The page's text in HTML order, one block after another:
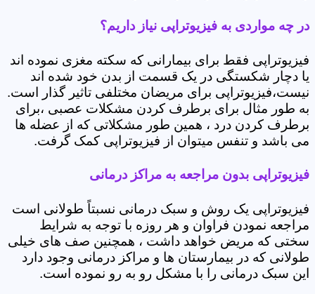
در چه مواردی به فیزیوتراپی نیاز داریم؟
فیزیوتراپی فقط برای بیمارانی که سکته مغزی نموده اند
یا دچار شکستگی در یک قسمت از بدن خود شده اند
نیست،فیزیوتراپی برای مریضان مختلفی تاثیر گذار است.
به طور مثال برای برطرف کردن مشکلات عصبی ،برای
برطرف کردن درد ، همین طور مشکلاتی که از عضله ها
می باشد و تنفس میتوان از فیزیوتراپی کمک گرفت.
فیزیوتراپی بدون مراجعه به مراکز درمانی
فیزیوتراپی یک روش و سبک درمانی نسبتاً طولانی است
مراجعه نمودن فراوان و هر روزه با توجه به شرایط
سختی که مریض خواهد داشت ، همچنین صف های خیلی
طولانی که در بیمارستان ها و مراکز درمانی وجود دارد
این سبک درمانی را با مشکل رو به رو نموده است.